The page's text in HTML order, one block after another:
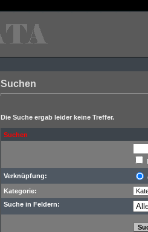
Suchen
Die Suche ergab leider keine Treffer.
Suchen
Verknüpfung:
Kategorie:
Suche in Feldern: